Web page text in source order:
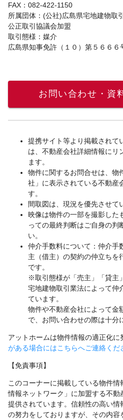
FAX：082-422-1150
所属団体：(公社)広島県宅地建物
公正取引協議会加盟
取引態様：媒介
広島県知事免許（１０）第５６６６
お問い合わせ・資
提携サイト等より掲載されて
は、不動産会社詳細情報にリ
ます。
物件に関するお問合せは、物
社」に表示されている不動産
す。
間取図は、現況を優先させて
映像は物件の一部を撮影した
っての最終判断はご自身の判
い。
仲介手数料について：仲介手
主（借主）の契約の仲立ちを
です。
※取引態様が「売主」「貸主
宅地建物取引業法によって仲
ています。
物件や不動産会社によって金
で、お問い合わせの際は十分
アットホームは物件情報の適正化に
がある場合にはこちらへご連絡くだ
【免責事項】
このコーナーに掲載している物件
情報ネットワーク」に加盟する不動
提供されています。信頼性の高い
の努力をしておりますが、その内